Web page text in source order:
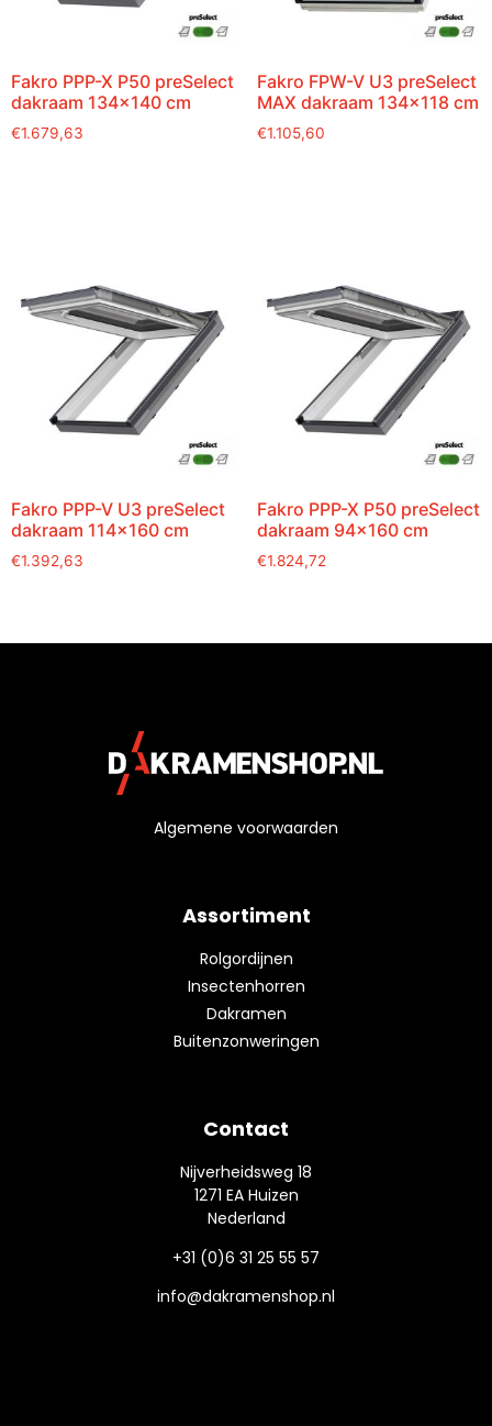
Fakro PPP-X P50 preSelect
dakraam 134×140 cm
€1.679,63
Fakro FPW-V U3 preSelect
MAX dakraam 134×118 cm
€1.105,60
Fakro PPP-V U3 preSelect
dakraam 114×160 cm
€1.392,63
Fakro PPP-X P50 preSelect
dakraam 94×160 cm
€1.824,72
Algemene voorwaarden
Assortiment
Rolgordijnen
Insectenhorren
Dakramen
Buitenzonweringen
Contact
Nijverheidsweg 18
1271 EA Huizen
Nederland
+31 (0)6 31 25 55 57
info@dakramenshop.nl